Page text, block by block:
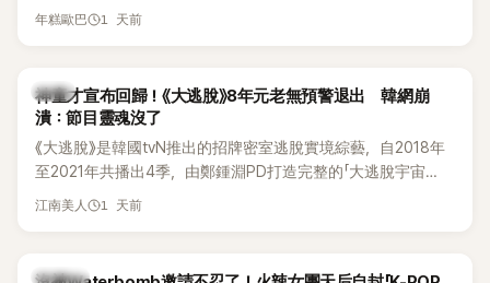
線，召開前所未見的「泳裝記者會」澄清。這場記者會後來還被
熱議。 2日播出的 SBS 綜藝節目《我的經紀人太難搞－秘書
鎮》，邀請同時兼顧工作與育兒的演藝圈代表「媽媽群」——李智
惠、李賢怡、李恩亨，以第13位「My Star」身分登場，分享最真
實的生活日常。 節目一開始，李瑞鎮 率先與李智惠會合，兩人
邊搭車邊聊天，氣氛輕鬆。聊到最近的新聞，李瑞鎮突然直球
發問：「妳不是上新聞了？說妳去做整形？是人中縮短手術嗎？」
延燒到過去的爭議。李瑞鎮脫口補刀：「妳以前不是還在游泳池
年糕歐巴 1 天前
韓星
神童才宣布回歸！《大逃脫》8年元老無預警退出 韓網崩
潰：節目靈魂沒了
《大逃脫》是韓國tvN推出的招牌密室逃脫實境綜藝，自2018年
至2021年共播出4季，由鄭鍾淵PD打造完整的「大逃脫宇宙
（DTCU）」，憑藉燒腦劇情、電影級場景與龐大世界觀，累積
江南美人 1 天前
K-POP